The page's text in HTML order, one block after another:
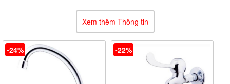
Xem thêm Thông tin
-24% -22%